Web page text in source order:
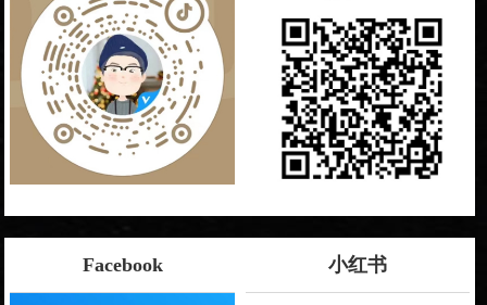
Facebook 小红书